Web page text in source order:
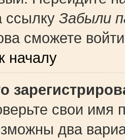
ссылку Забыли
сможете
началу
свои имя
два